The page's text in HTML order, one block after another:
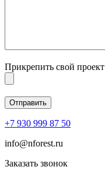
Прикрепить свой проект
+7 930 999 87 50
info@nforest.ru
Заказать звонок